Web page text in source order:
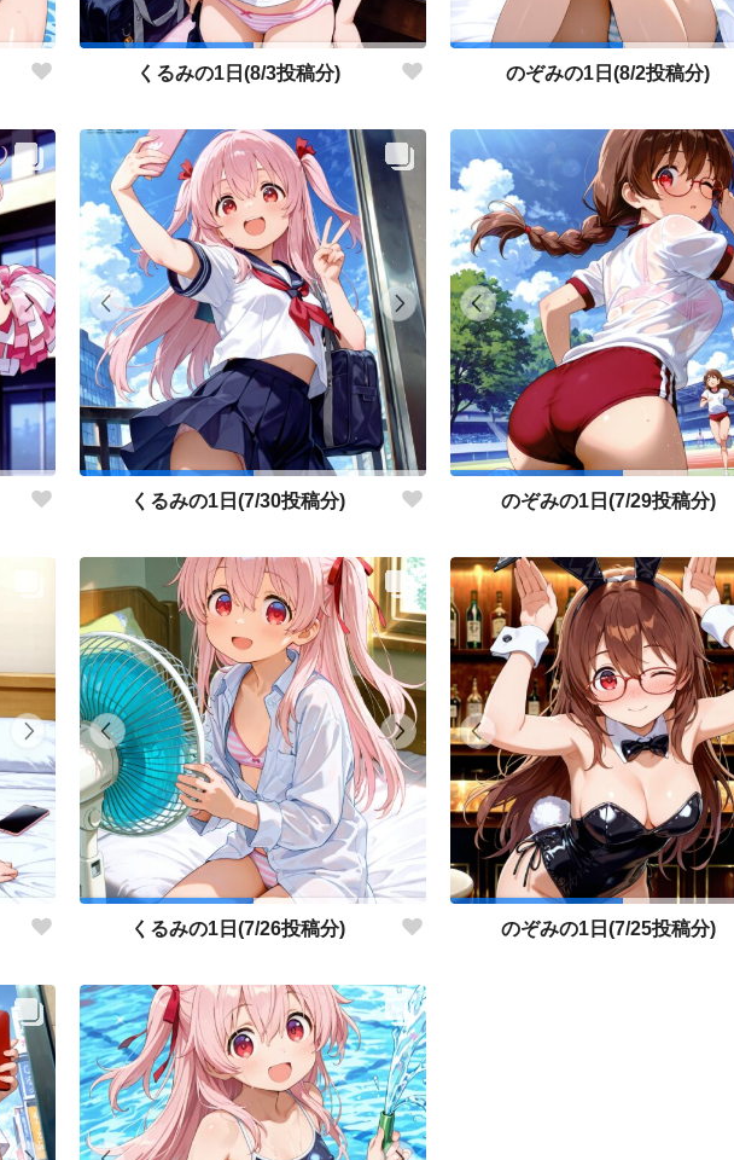
くるみの1日(8/3投稿分) のぞみの1日(8/2投稿分)
くるみの1日(7/30投稿分) のぞみの1日(7/29投稿分)
くるみの1日(7/26投稿分) のぞみの1日(7/25投稿分)